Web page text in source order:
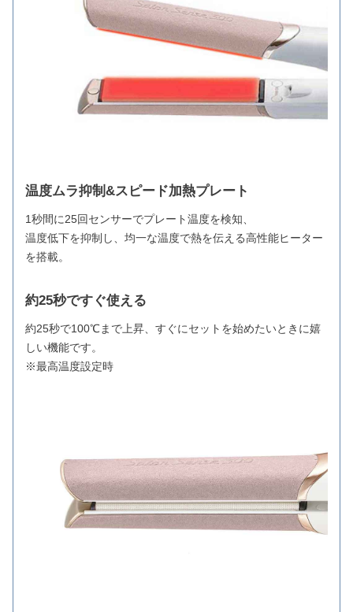
温度ムラ抑制&スピード加熱プレート
1秒間に25回センサーでプレート温度を検知、
温度低下を抑制し、均一な温度で熱を伝える高性能ヒーター
を搭載。
約25秒ですぐ使える
約25秒で100℃まで上昇、すぐにセットを始めたいときに嬉
しい機能です。
※最高温度設定時